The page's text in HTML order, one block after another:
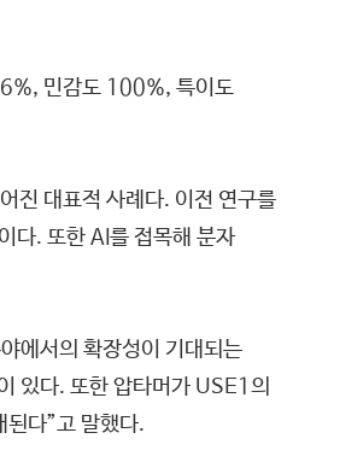
민감도 100%, 특이도
진 대표적 사례다. 이전 연구를
다. 또한 AI를 접목해 분자
에서의 확장성이 기대되는
있다. 또한 압타머가 USE1의
된다”고 말했다.